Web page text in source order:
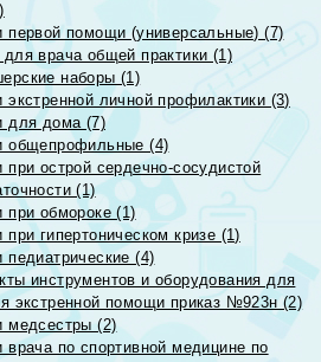
первой помощи (универсальные) (7)
врача общей практики (1)
наборы (1)
экстренной личной профилактики (3)
для дома (7)
общепрофильные (4)
при острой сердечно-сосудистой
(1)
при обмороке (1)
при гипертоническом кризе (1)
педиатрические (4)
инструментов и оборудования для
экстренной помощи приказ №923н (2)
медсестры (2)
врача по спортивной медицине по